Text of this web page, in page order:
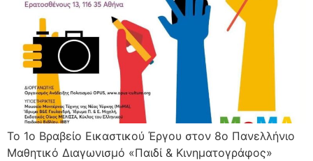
Το 1ο Βραβείο Εικαστικού Έργου στον 8ο Πανελλήνιο
Μαθητικό Διαγωνισμό «Παιδί & Κινηματογράφος»